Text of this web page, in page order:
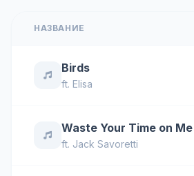
НАЗВАНИЕ
Birds
ft. Elisa
Waste Your Time on Me
ft. Jack Savoretti